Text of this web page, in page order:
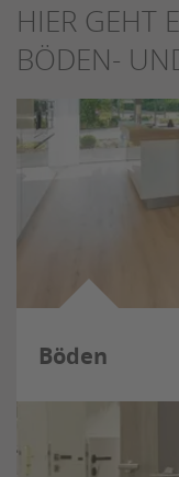
HIER GEHT
BÖDEN-
Böden